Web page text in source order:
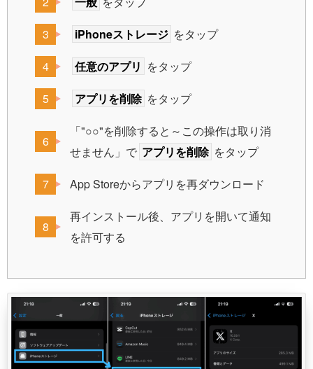
iPhoneストレージ をタップ
任意のアプリ をタップ
アプリを削除 をタップ
「"○○"を削除すると～この操作は取り消
せません」で アプリを削除 をタップ
App Storeからアプリを再ダウンロード
再インストール後、アプリを開いて通知
を許可する